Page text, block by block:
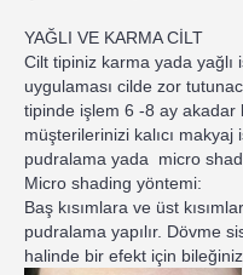
YAĞLI VE KARMA CİLT
Cilt tipiniz karma yada yağlı
uygulaması cilde zor
tipinde işlem 6 -8 ay akadar
müşterilerinizi kalıcı
pudralama yada micro
Micro shading yöntemi:
Baş kısımlara ve üst
pudralama yapılır. Dövme
halinde bir efekt için